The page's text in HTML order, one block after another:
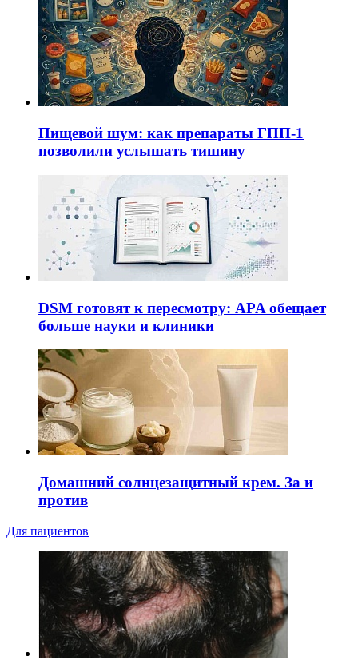
Пищевой шум: как препараты ГПП-1
позволили услышать тишину
DSM готовят к пересмотру: APA обещает
больше науки и клиники
Домашний солнцезащитный крем. За и
против
Для пациентов